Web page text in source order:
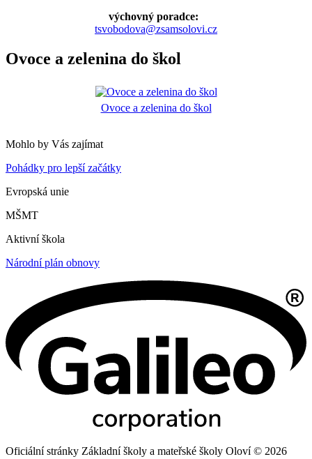
výchovný poradce:
tsvobodova@zsamsolovi.cz
Ovoce a zelenina do škol
Ovoce a zelenina do škol
Mohlo by Vás zajímat
Pohádky pro lepší začátky
Evropská unie
MŠMT
Aktivní škola
Národní plán obnovy
Oficiální stránky Základní školy a mateřské školy Oloví © 2026